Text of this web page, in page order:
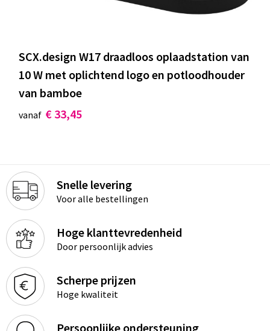
SCX.design W17 draadloos oplaadstation van
10 W met oplichtend logo en potloodhouder
van bamboe
vanaf € 33,45
Snelle levering
Voor alle bestellingen
Hoge klanttevredenheid
Door persoonlijk advies
Scherpe prijzen
Hoge kwaliteit
Persoonlijke ondersteuning